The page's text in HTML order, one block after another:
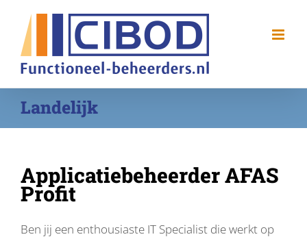
inhoud
Landelijk
Applicatiebeheerder AFAS
Profit
Ben jij een enthousiaste IT Specialist die werkt op